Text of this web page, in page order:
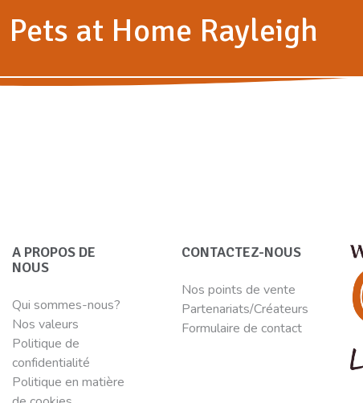
Pets at Home Rayleigh
A PROPOS DE
NOUS
Qui sommes-nous?
Nos valeurs
Politique de
confidentialité
Politique en matière
CONTACTEZ-NOUS
Nos points de vente
Partenariats/Créateurs
Formulaire de contact